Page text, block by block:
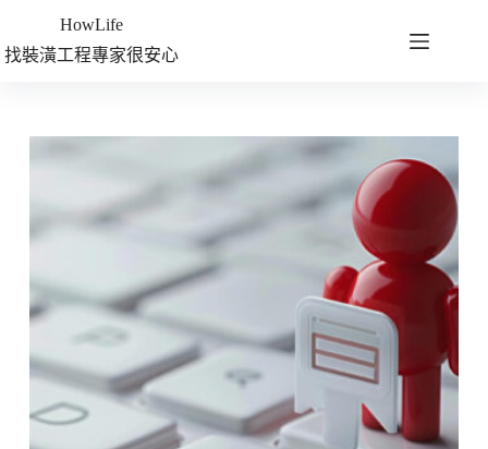
HowLife
找裝潢工程專家很安心